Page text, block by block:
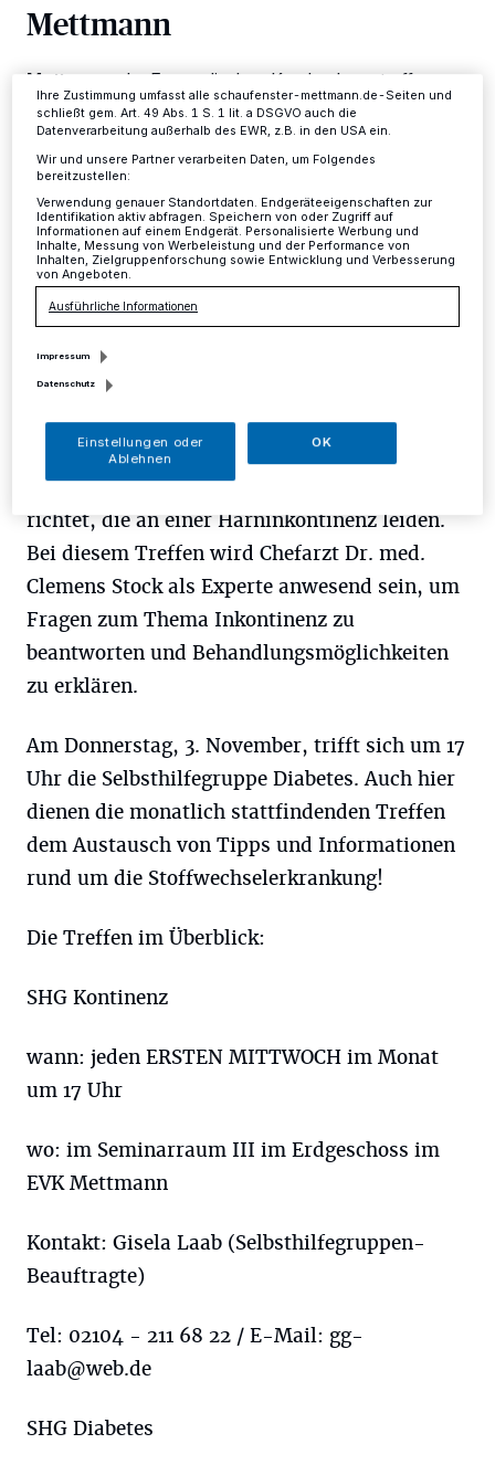
Mettmann
Mettmann
Im Evangelischen Krankenhaus treffen
sich am 2. und 3. November wieder die bestehenden
Selbsthilfegruppen.
29.10.2016 , 12:13 Uhr Eine Minute Lesezeit
A m Mittwoch, 2. November, trifft sich um
17 Uhr die Selbsthilfegruppe Kontinenz,
die sich mit ihrem Angebot an Menschen
richtet, die an einer Harninkontinenz leiden.
Bei diesem Treffen wird Chefarzt Dr. med.
Clemens Stock als Experte anwesend sein, um
Fragen zum Thema Inkontinenz zu
beantworten und Behandlungsmöglichkeiten
zu erklären.
Am Donnerstag, 3. November, trifft sich um 17
Uhr die Selbsthilfegruppe Diabetes. Auch hier
dienen die monatlich stattfindenden Treffen
dem Austausch von Tipps und Informationen
rund um die Stoffwechselerkrankung!
Die Treffen im Überblick:
SHG Kontinenz
wann: jeden ERSTEN MITTWOCH im Monat
um 17 Uhr
wo: im Seminarraum III im Erdgeschoss im
EVK Mettmann
Kontakt: Gisela Laab (Selbsthilfegruppen-
Beauftragte)
Tel: 02104 - 211 68 22 / E-Mail: gg-
laab@web.de
SHG Diabetes
ändern oder Ihre Einwilligung zu widerrufen, indem Sie auf den Link
Einstellungen oder Ablehnen am unteren Rand der Webseite klicken.
Ihre Zustimmung umfasst alle schaufenster-mettmann.de-Seiten und
schließt gem. Art. 49 Abs. 1 S. 1 lit. a DSGVO auch die
Datenverarbeitung außerhalb des EWR, z.B. in den USA ein.
Wir und unsere Partner verarbeiten Daten, um Folgendes
bereitzustellen:
Verwendung genauer Standortdaten. Endgeräteeigenschaften zur
Identifikation aktiv abfragen. Speichern von oder Zugriff auf
Informationen auf einem Endgerät. Personalisierte Werbung und
Inhalte, Messung von Werbeleistung und der Performance von
Inhalten, Zielgruppenforschung sowie Entwicklung und Verbesserung
von Angeboten.
Ausführliche Informationen
Impressum
Datenschutz
Einstellungen oder
Ablehnen
OK